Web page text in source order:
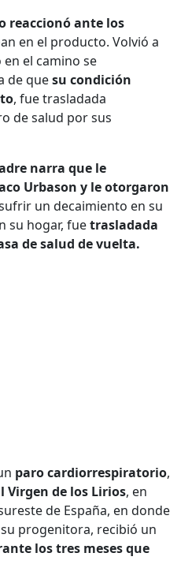
reaccionó ante los
en el producto. Volvió a
el camino se
de quesu condición
, fue trasladada
de salud por sus
narra que le
Urbason y le otorgaron
un decaimiento en su
su hogar, fuetrasladada
de salud de vuelta.
paro cardiorrespiratorio,
Virgen de los Lirios, en
de España, en donde
progenitora, recibió un
los tres meses que